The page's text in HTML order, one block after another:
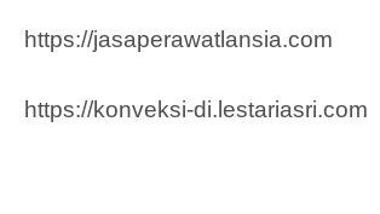
https://jasaperawatlansia.com
https://konveksi-di.lestariasri.com